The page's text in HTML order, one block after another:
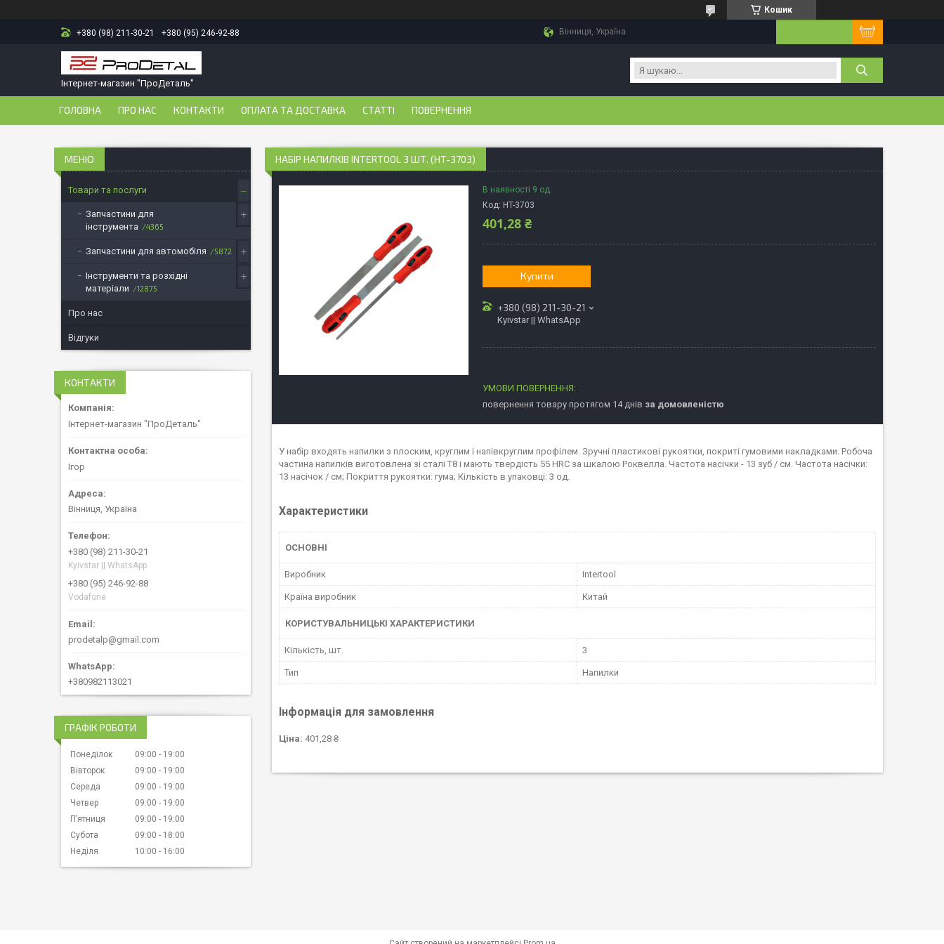
Кошик
+380 (98) 211-30-21 +380 (95) 246-92-88 Вінниця, Україна
Інтернет-магазин "ПроДеталь"
ГОЛОВНА ПРО НАС КОНТАКТИ ОПЛАТА ТА ДОСТАВКА СТАТТІ ПОВЕРНЕННЯ
НАБІР НАПИЛКІВ INTERTOOL 3 ШТ. (HT-3703)
В наявності 9 од.
Код: HT-3703
401,28 ₴
Купити
+380 (98) 211-30-21
Kyivstar || WhatsApp
повернення товару протягом 14 днів за домовленістю
У набір входять напилки з плоским, круглим і напівкруглим профілем. Зручні пластикові рукоятки, покриті гумовими накладками. Робоча
частина напилків виготовлена ​​зі сталі Т8 і мають твердість 55 HRC за шкалою Роквелла. Частота насічки - 13 зуб / см. Частота насічки:
13 насічок / см; Покриття рукоятки: гума; Кількість в упаковці: 3 од.
Характеристики
ОСНОВНІ
Виробник Intertool
Країна виробник Китай
КОРИСТУВАЛЬНИЦЬКІ ХАРАКТЕРИСТИКИ
Кількість, шт. 3
Тип Напилки
Інформація для замовлення
Ціна: 401,28 ₴
Товари та послуги
Запчастини для
інструмента
4365
Запчастини для автомобіля 5872
Інструменти та розхідні
матеріали
12875
Про нас
Відгуки
КОНТАКТИ
Інтернет-магазин "ПроДеталь"
Ігор
Вінниця, Україна
+380 (98) 211-30-21
Kyivstar || WhatsApp
+380 (95) 246-92-88
Vodafone
prodetalp@gmail.com
+380982113021
ГРАФІК РОБОТИ
Понеділок 09:00
19:00
Вівторок
09:00
19:00
Середа
09:00
19:00
Четвер
09:00
19:00
Пʼятниця
09:00
19:00
Субота
09:00
18:00
Неділя
10:00 16:00